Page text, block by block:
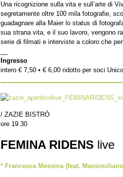
Una ricognizione sulla vita e sull’arte di
segretamente oltre 100 mila fotografie,
guadagnare alla Maier lo status di
sua strana vita, e il suo lavoro, vengono
serie di filmati e interviste a coloro che
Ingresso
intero € 7,50 • € 6,00 ridotto per soci
/ ZAZIE BISTRÒ
ore 19.30
FEMINA RIDENS live
* Francesca Messina (feat.